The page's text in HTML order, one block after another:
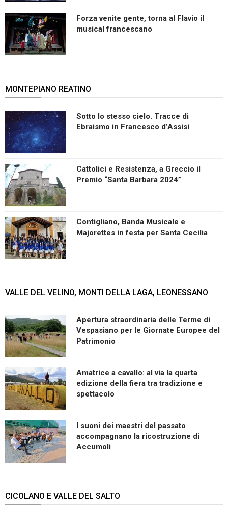
Forza venite gente, torna al Flavio il
musical francescano
MONTEPIANO REATINO
Sotto lo stesso cielo. Tracce di
Ebraismo in Francesco d’Assisi
Cattolici e Resistenza, a Greccio il
Premio “Santa Barbara 2024”
Contigliano, Banda Musicale e
Majorettes in festa per Santa Cecilia
VALLE DEL VELINO, MONTI DELLA LAGA, LEONESSANO
Apertura straordinaria delle Terme di
Vespasiano per le Giornate Europee del
Patrimonio
Amatrice a cavallo: al via la quarta
edizione della fiera tra tradizione e
spettacolo
I suoni dei maestri del passato
accompagnano la ricostruzione di
Accumoli
CICOLANO E VALLE DEL SALTO